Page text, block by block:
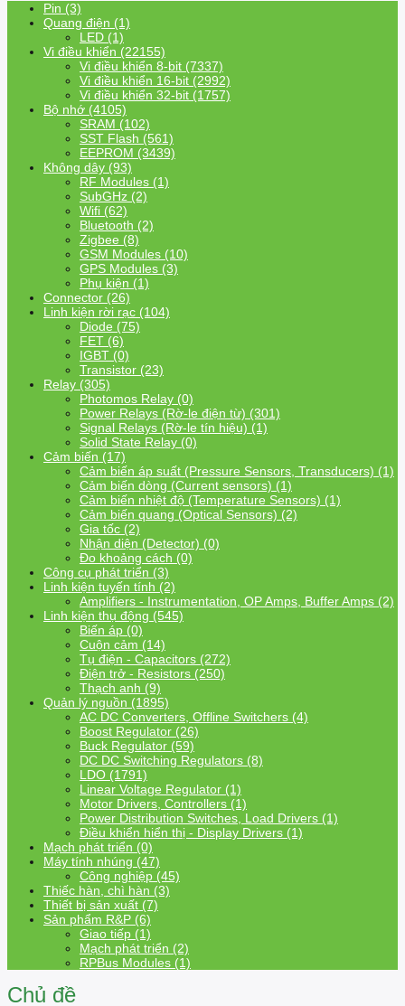
Pin (3)
Quang điện (1)
LED (1)
Vi điều khiển (22155)
Vi điều khiển 8-bit (7337)
Vi điều khiển 16-bit (2992)
Vi điều khiển 32-bit (1757)
Bộ nhớ (4105)
SRAM (102)
SST Flash (561)
EEPROM (3439)
Không dây (93)
RF Modules (1)
SubGHz (2)
Wifi (62)
Bluetooth (2)
Zigbee (8)
GSM Modules (10)
GPS Modules (3)
Phụ kiện (1)
Connector (26)
Linh kiện rời rạc (104)
Diode (75)
FET (6)
IGBT (0)
Transistor (23)
Relay (305)
Photomos Relay (0)
Power Relays (Rờ-le điện từ) (301)
Signal Relays (Rờ-le tín hiệu) (1)
Solid State Relay (0)
Cảm biến (17)
Cảm biến áp suất (Pressure Sensors, Transducers) (1)
Cảm biến dòng (Current sensors) (1)
Cảm biến nhiệt độ (Temperature Sensors) (1)
Cảm biến quang (Optical Sensors) (2)
Gia tốc (2)
Nhận diện (Detector) (0)
Đo khoảng cách (0)
Công cụ phát triển (3)
Linh kiện tuyến tính (2)
Amplifiers - Instrumentation, OP Amps, Buffer Amps (2)
Linh kiện thụ động (545)
Biến áp (0)
Cuộn cảm (14)
Tụ điện - Capacitors (272)
Điện trở - Resistors (250)
Thạch anh (9)
Quản lý nguồn (1895)
AC DC Converters, Offline Switchers (4)
Boost Regulator (26)
Buck Regulator (59)
DC DC Switching Regulators (8)
LDO (1791)
Linear Voltage Regulator (1)
Motor Drivers, Controllers (1)
Power Distribution Switches, Load Drivers (1)
Điều khiển hiển thị - Display Drivers (1)
Mạch phát triển (0)
Máy tính nhúng (47)
Công nghiệp (45)
Thiếc hàn, chì hàn (3)
Thiết bị sản xuất (7)
Sản phẩm R&P (6)
Giao tiếp (1)
Mạch phát triển (2)
RPBus Modules (1)
Chủ đề